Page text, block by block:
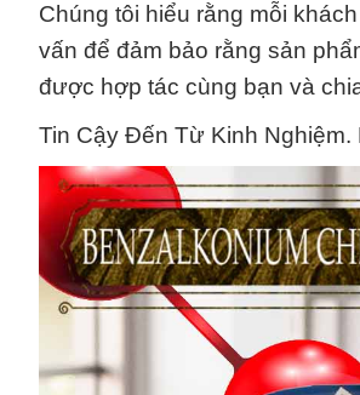
Chúng tôi hiểu rằng mỗi
vấn để đảm bảo rằng sản
được hợp tác cùng bạn và
Tin Cậy Đến Từ Kinh